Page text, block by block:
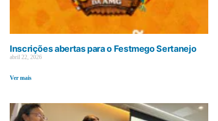
Inscrições abertas para o Festmego Sertanejo
abril 22, 2026
Ver mais